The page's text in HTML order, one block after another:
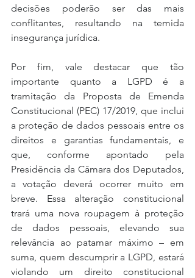
decisões poderão ser das mais
conflitantes, resultando na temida
insegurança jurídica.
Por fim, vale destacar que tão
importante quanto a LGPD é a
tramitação da Proposta de Emenda
Constitucional (PEC) 17/2019, que inclui
a proteção de dados pessoais entre os
direitos e garantias fundamentais, e
que, conforme apontado pela
Presidência da Câmara dos Deputados,
a votação deverá ocorrer muito em
breve. Essa alteração constitucional
trará uma nova roupagem à proteção
de dados pessoais, elevando sua
relevância ao patamar máximo – em
suma, quem descumprir a LGPD, estará
violando um direito constitucional